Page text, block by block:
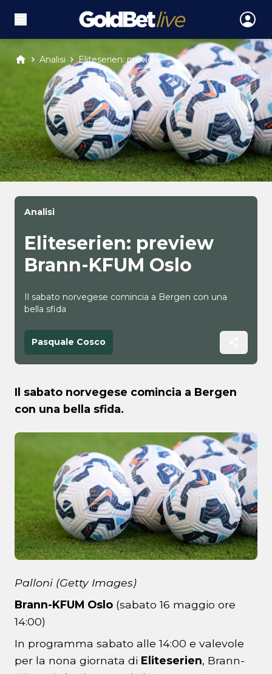
Analisi Eliteserien: preview...
Analisi
Eliteserien: preview
Brann-KFUM Oslo
Il sabato norvegese comincia a Bergen con una
bella sfida
Pasquale Cosco
Il sabato norvegese comincia a Bergen
con una bella sfida.
Palloni (Getty Images)
Brann-KFUM Oslo (sabato 16 maggio ore
14:00)
In programma sabato alle 14:00 e valevole
per la nona giornata di Eliteserien, Brann-